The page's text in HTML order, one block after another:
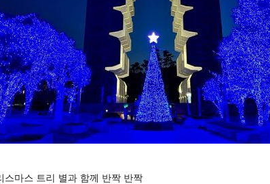
스마스 트리 별과 함께 반짝 반짝